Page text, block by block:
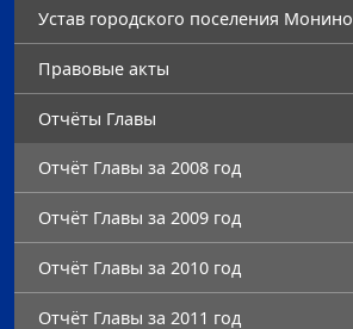
Устав городского поселения Монино
Правовые акты
Отчёты Главы
Отчёт Главы за 2008 год
Отчёт Главы за 2009 год
Отчёт Главы за 2010 год
Отчёт Главы за 2011 год